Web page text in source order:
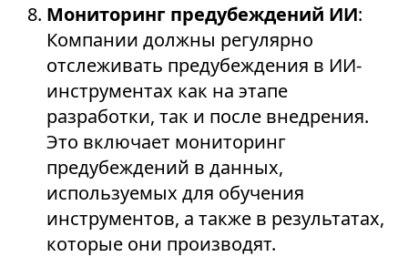
Мониторинг предубеждений ИИ:
Компании должны регулярно
отслеживать предубеждения в ИИ-
инструментах как на этапе
разработки, так и после внедрения.
Это включает мониторинг
предубеждений в данных,
используемых для обучения
инструментов, а также в результатах,
которые они производят.